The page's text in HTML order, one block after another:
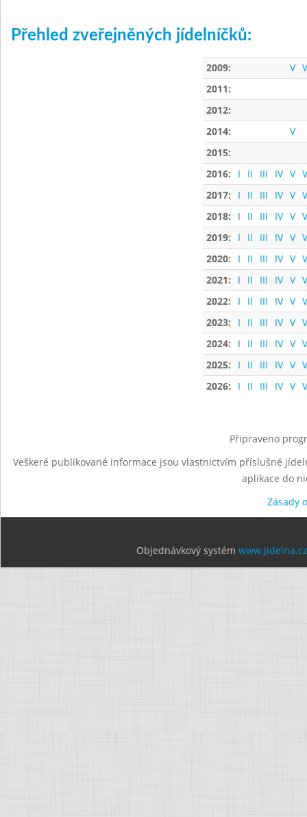
Přehled zveřejněných jídelníčků:
2009: V
2011:
2012:
2014:
V
2015:
2016:
I II III IV V
2017:
I II III IV V
2018:
I II III IV V
2019:
I II III IV V
2020:
I II III IV V
2021:
I II III IV V
2022:
I II III IV V
2023:
I II III IV V
2024:
I II III IV V
2025:
I II III IV V
2026:
I II III IV V
Připraveno
Veškeré publikované informace jsou vlastnictvím příslušné
aplikace do
Zásady
Objednávkový systém www.jidelna.cz